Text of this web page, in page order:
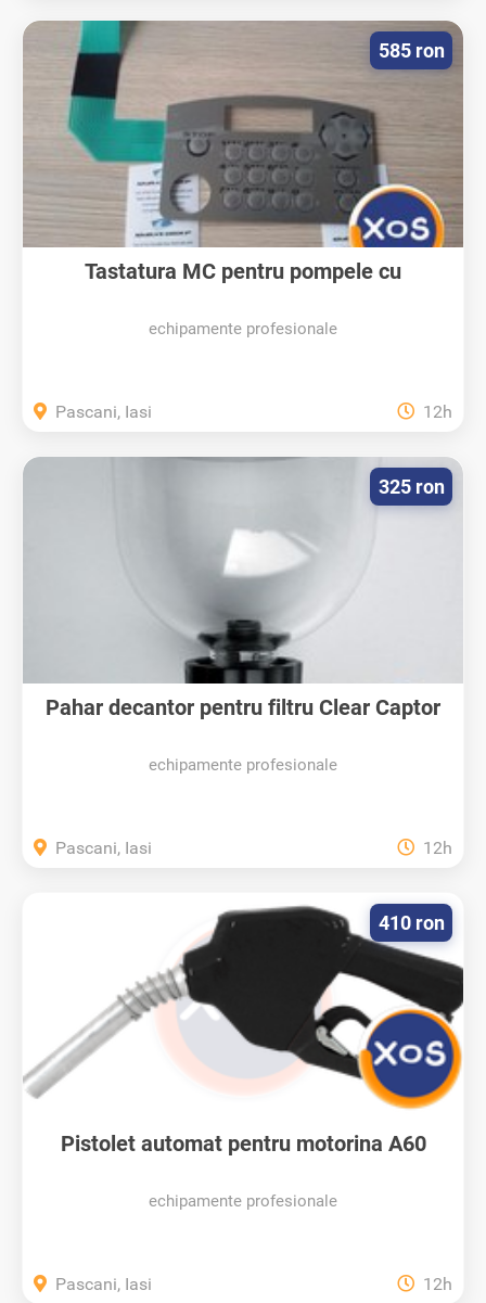
Tastatura MC pentru pompele cu
echipamente profesionale
585 ron
Pascani, Iasi 12h
Pahar decantor pentru filtru Clear Captor
echipamente profesionale
325 ron
Pascani, Iasi 12h
Pistolet automat pentru motorina A60
echipamente profesionale
410 ron
Pascani, Iasi 12h